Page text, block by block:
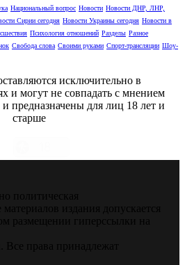
Национальный вопрос Новости Новости ДНР, ЛНР,
Сирии сегодня Новости Украины сегодня Новости в
Психология отношений Разделы Разное
Свобода слова Своими руками Спорт-трансляции Шоу-
исключительно в
и могут не совпадать с мнением
предназначены для лиц 18 лет и
старше
политическая
издания допускается
размещении гиперссылки на
Все права принадлежат